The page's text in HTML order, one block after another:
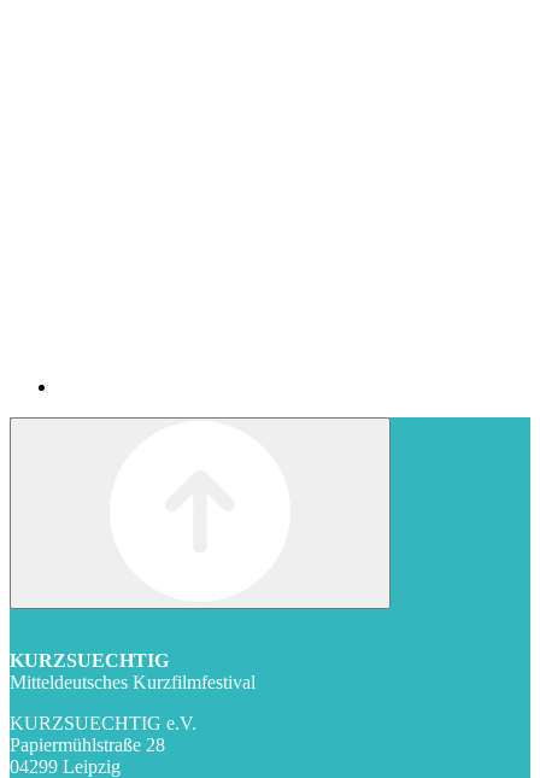
KURZSUECHTIG
Mitteldeutsches Kurzfilmfestival
KURZSUECHTIG e.V.
Papiermühlstraße 28
04299 Leipzig